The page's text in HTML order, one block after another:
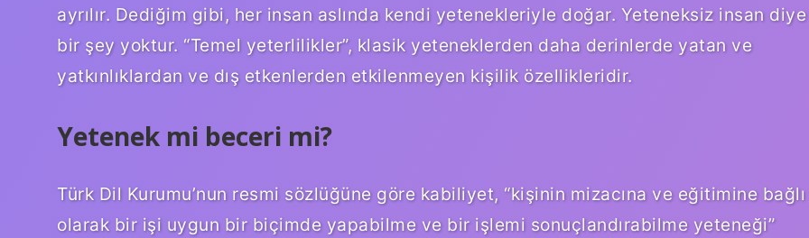
ayrılır. Dediğim gibi, her insan aslında kendi yetenekleriyle doğar. Yeteneksiz insan diye
bir şey yoktur. “Temel yeterlilikler”, klasik yeteneklerden daha derinlerde yatan ve
yatkınlıklardan ve dış etkenlerden etkilenmeyen kişilik özellikleridir.
Yetenek mi beceri mi?
Türk Dil Kurumu’nun resmi sözlüğüne göre kabiliyet, “kişinin mizacına ve eğitimine bağlı
olarak bir işi uygun bir biçimde yapabilme ve bir işlemi sonuçlandırabilme yeteneği”